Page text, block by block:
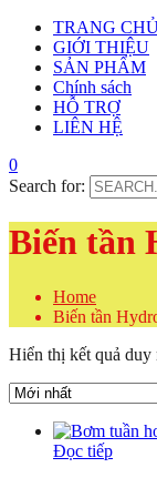
TRANG
GIỚI THIỆU
SẢN PHẨM
Chính sách
HỖ TRỢ
LIÊN HỆ
0
Search for:
Biến tần
Home
Biến tần
Hiển thị kết quả duy
Đọc tiếp